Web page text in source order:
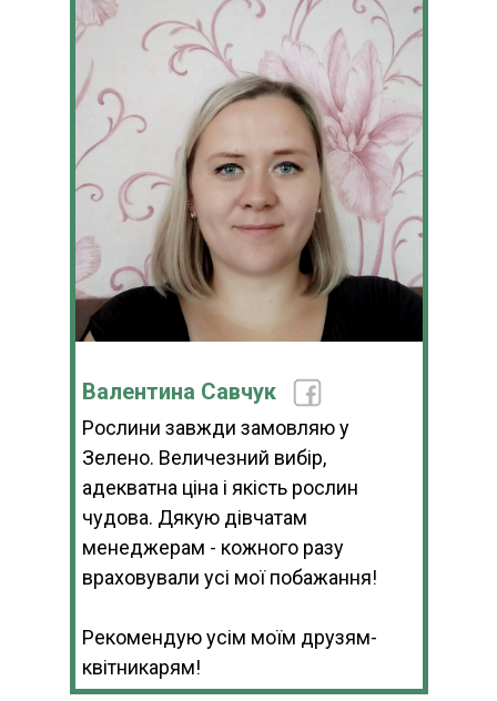
Валентина Савчук
Рослини завжди замовляю у
Зелено. Величезний вибір,
адекватна ціна і якість рослин
чудова. Дякую дівчатам
менеджерам - кожного разу
враховували усі мої побажання!
Рекомендую усім моїм друзям-
квітникарям!